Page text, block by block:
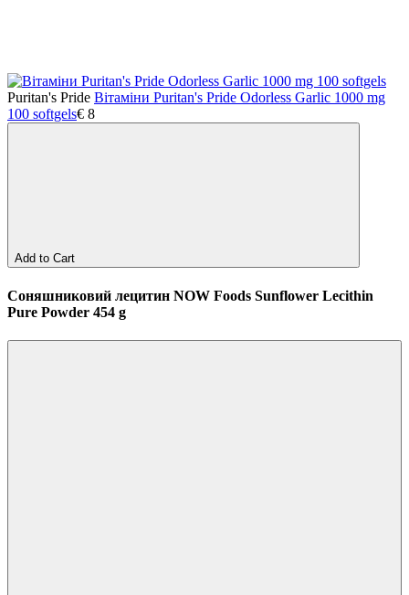
Puritan's Pride Вітаміни Puritan's Pride Odorless Garlic 1000 mg
100 softgels€ 8
Add to Cart
Соняшниковий лецитин NOW Foods Sunflower Lecithin
Pure Powder 454 g